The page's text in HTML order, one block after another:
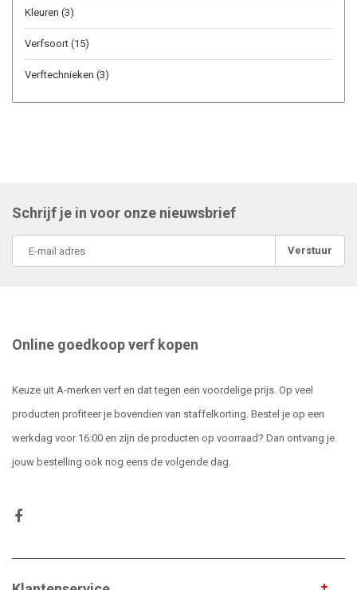
Kleuren (3)
Verfsoort (15)
Verftechnieken (3)
Schrijf je in voor onze nieuwsbrief
Verstuur
Online goedkoop verf kopen
Keuze uit A-merken verf en dat tegen een voordelige prijs. Op veel
producten profiteer je bovendien van staffelkorting. Bestel je op een
werkdag voor 16:00 en zijn de producten op voorraad? Dan ontvang je
jouw bestelling ook nog eens de volgende dag.